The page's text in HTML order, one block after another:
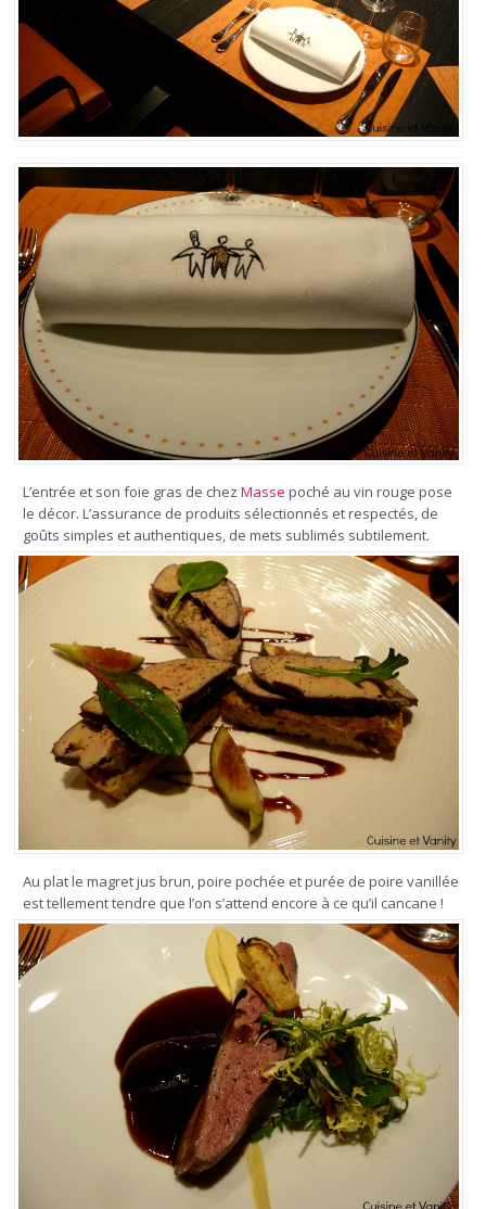
L’entrée et son foie gras de chezMasse poché au vin rouge pose
le décor. L’assurance de produits sélectionnés et respectés, de
goûts simples et authentiques, de mets sublimés subtilement.
Au plat le magret jus brun, poire pochée et purée de poire vanillée
est tellement tendre que l’on s’attend encore à ce qu’il cancane !